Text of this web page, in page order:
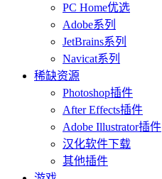
PC Home优选
Adobe系列
JetBrains系列
Navicat系列
稀缺资源
Photoshop插件
After Effects插件
Adobe Illustrator插件
汉化软件下载
其他插件